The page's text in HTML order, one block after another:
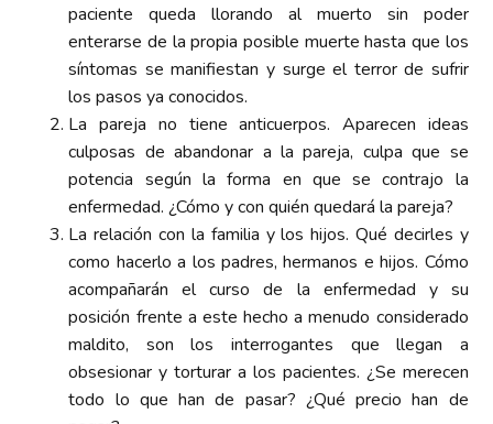
paciente queda llorando al muerto sin poder
enterarse de la propia posible muerte hasta que los
síntomas se manifiestan y surge el terror de sufrir
los pasos ya conocidos.
La pareja no tiene anticuerpos. Aparecen ideas
culposas de abandonar a la pareja, culpa que se
potencia según la forma en que se contrajo la
enfermedad. ¿Cómo y con quién quedará la pareja?
La relación con la familia y los hijos. Qué decirles y
como hacerlo a los padres, hermanos e hijos. Cómo
acompañarán el curso de la enfermedad y su
posición frente a este hecho a menudo considerado
maldito, son los interrogantes que llegan a
obsesionar y torturar a los pacientes. ¿Se merecen
todo lo que han de pasar? ¿Qué precio han de